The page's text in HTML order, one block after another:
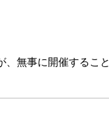
無事に開催するこ